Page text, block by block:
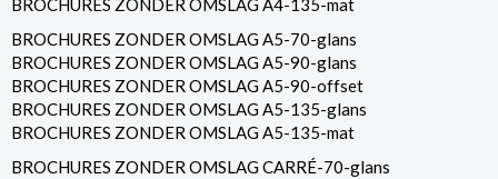
BROCHURES ZONDER OMSLAG A4-135-mat
BROCHURES ZONDER OMSLAG A5-70-glans
BROCHURES ZONDER OMSLAG A5-90-glans
BROCHURES ZONDER OMSLAG A5-90-offset
BROCHURES ZONDER OMSLAG A5-135-glans
BROCHURES ZONDER OMSLAG A5-135-mat
BROCHURES ZONDER OMSLAG CARRÉ-70-glans